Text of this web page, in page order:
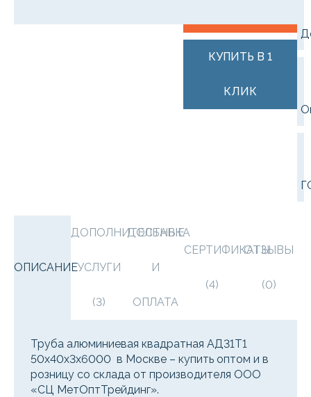
КУПИТЬ В 1
КЛИК
ОПИСАНИЕ
ДОПОЛНИТЕЛЬНЫЕ
УСЛУГИ
(3)
ДОСТАВКА
И
ОПЛАТА
СЕРТИФИКАТЫ
(4)
ОТЗЫВЫ
(0)
Труба алюминиевая квадратная АД31Т1
50х40х3х6000 в Москве – купить оптом и в
розницу со склада от производителя ООО
«СЦ МетОптТрейдинг».